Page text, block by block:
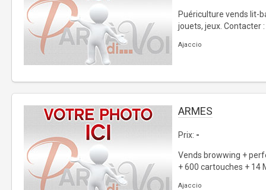
Puériculture vends lit-
jouets, jeux. Contacter :
Ajaccio
ARMES
Prix: -
Vends browwing +
+ 600 cartouches + 14
Ajaccio